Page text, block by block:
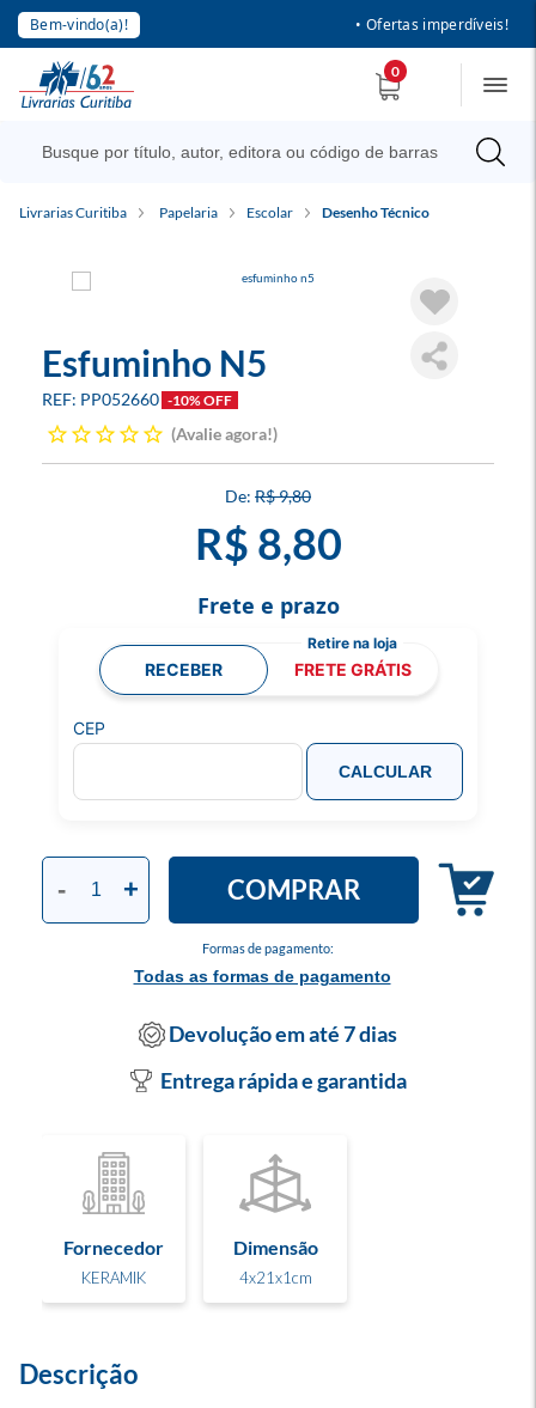
Bem-vindo(a)! • Ofertas imperdíveis!
0
Livrarias Curitiba Papelaria Escolar Desenho Técnico
Esfuminho N5
PP052660 -10% OFF
Avalie agora!
R$ 9,80
R$ 8,80
Formas de pagamento:
Todas as formas de pagamento
- + COMPRAR
Frete e prazo
RECEBER FRETE GRÁTIS
CEP
CALCULAR
Devolução em até 7 dias
Entrega rápida e garantida
Fornecedor
KERAMIK
Dimensão
4x21x1cm
Descrição